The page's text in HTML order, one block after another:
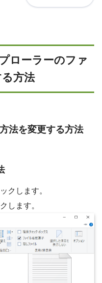
ローラーのファ
方法
法を変更する方法
クします。
します。